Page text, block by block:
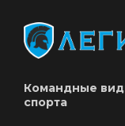
Командные
спорта